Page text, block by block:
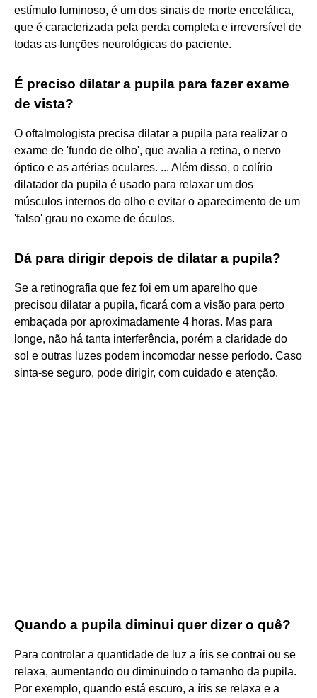
estímulo luminoso, é um dos sinais de morte encefálica,
que é caracterizada pela perda completa e irreversível de
todas as funções neurológicas do paciente.
É preciso dilatar a pupila para fazer exame
de vista?
O oftalmologista precisa dilatar a pupila para realizar o
exame de 'fundo de olho', que avalia a retina, o nervo
óptico e as artérias oculares. ... Além disso, o colírio
dilatador da pupila é usado para relaxar um dos
músculos internos do olho e evitar o aparecimento de um
'falso' grau no exame de óculos.
Dá para dirigir depois de dilatar a pupila?
Se a retinografia que fez foi em um aparelho que
precisou dilatar a pupila, ficará com a visão para perto
embaçada por aproximadamente 4 horas. Mas para
longe, não há tanta interferência, porém a claridade do
sol e outras luzes podem incomodar nesse período. Caso
sinta-se seguro, pode dirigir, com cuidado e atenção.
Quando a pupila diminui quer dizer o quê?
Para controlar a quantidade de luz a íris se contrai ou se
relaxa, aumentando ou diminuindo o tamanho da pupila.
Por exemplo, quando está escuro, a íris se relaxa e a